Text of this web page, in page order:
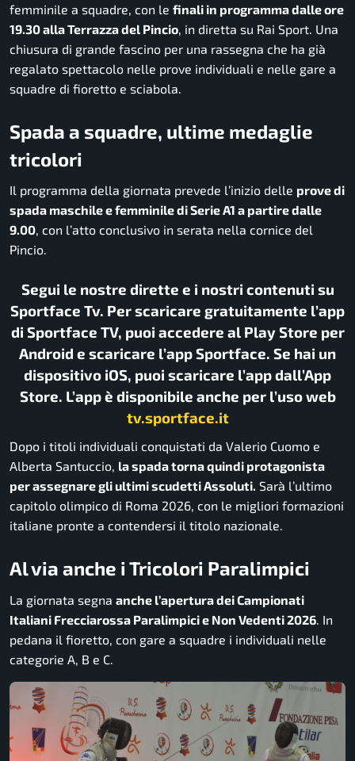
femminile a squadre, con le finali in programma dalle ore
19.30 alla Terrazza del Pincio, in diretta su Rai Sport. Una
chiusura di grande fascino per una rassegna che ha già
regalato spettacolo nelle prove individuali e nelle gare a
squadre di fioretto e sciabola.
Spada a squadre, ultime medaglie
tricolori
Il programma della giornata prevede l’inizio delle prove di
spada maschile e femminile di Serie A1 a partire dalle
9.00, con l’atto conclusivo in serata nella cornice del
Pincio.
Segui le nostre dirette e i nostri contenuti su
Sportface Tv. Per scaricare gratuitamente l’app
di Sportface TV, puoi accedere al Play Store per
Android e scaricare l’app Sportface. Se hai un
dispositivo iOS, puoi scaricare l’app dall’App
Store. L’app è disponibile anche per l’uso web
tv.sportface.it
Dopo i titoli individuali conquistati da Valerio Cuomo e
Alberta Santuccio, la spada torna quindi protagonista
per assegnare gli ultimi scudetti Assoluti. Sarà l’ultimo
capitolo olimpico di Roma 2026, con le migliori formazioni
italiane pronte a contendersi il titolo nazionale.
Al via anche i Tricolori Paralimpici
La giornata segna anche l’apertura dei Campionati
Italiani Frecciarossa Paralimpici e Non Vedenti 2026 . In
pedana il fioretto, con gare a squadre i individuali nelle
categorie A, B e C.